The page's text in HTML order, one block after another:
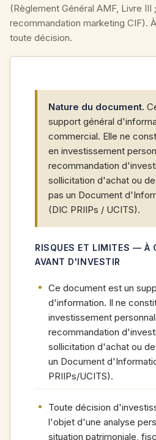
(Règlement Général AMF, Livre
recommandation marketing CIF).
toute décision.
Nature du document.
support général
commercial. Elle ne
en investissement
recommandation
sollicitation d'achat ou
pas un Document
(DIC PRIIPs / UCITS).
RISQUES ET LIMITES — À
AVANT D'INVESTIR
Ce document est un
d'information. Il ne
investissement
recommandation
sollicitation d'achat ou
un Document
PRIIPs/UCITS).
Toute décision
l'objet d'une analyse
situation patrimoniale,